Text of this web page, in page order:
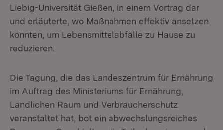
Liebig-Universität Gießen, in einem Vortrag dar
und erläuterte, wo Maßnahmen effektiv ansetzen
könnten, um Lebensmittelabfälle zu Hause zu
reduzieren.
Die Tagung, die das Landeszentrum für Ernährung
im Auftrag des Ministeriums für Ernährung,
Ländlichen Raum und Verbraucherschutz
veranstaltet hat, bot ein abwechslungsreiches